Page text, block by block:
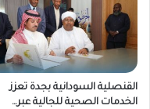
القنصلية السودانية بجدة تعزز
الخدمات الصحية للجالية عبر…